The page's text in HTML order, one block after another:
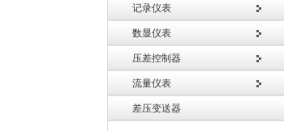
记录仪表
数显仪表
压差控制器
流量仪表
差压变送器